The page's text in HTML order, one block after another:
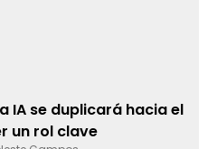
IA se duplicará hacia el
un rol clave